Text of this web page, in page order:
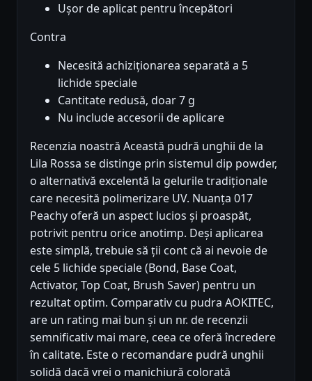
Ușor de aplicat pentru începători
Contra
Necesită achiziționarea separată a 5
lichide speciale
Cantitate redusă, doar 7 g
Nu include accesorii de aplicare
Recenzia noastră Această pudră unghii de la
Lila Rossa se distinge prin sistemul dip powder,
o alternativă excelentă la gelurile tradiționale
care necesită polimerizare UV. Nuanța 017
Peachy oferă un aspect lucios și proaspăt,
potrivit pentru orice anotimp. Deși aplicarea
este simplă, trebuie să ții cont că ai nevoie de
cele 5 lichide speciale (Bond, Base Coat,
Activator, Top Coat, Brush Saver) pentru un
rezultat optim. Comparativ cu pudra AOKITEC,
are un rating mai bun și un nr. de recenzii
semnificativ mai mare, ceea ce oferă încredere
în calitate. Este o recomandare pudră unghii
solidă dacă vrei o manichiură colorată